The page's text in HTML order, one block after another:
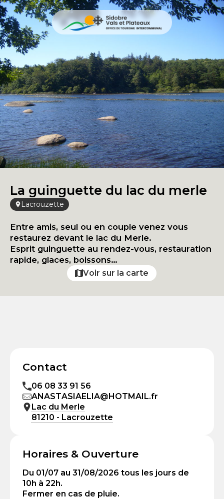
La guinguette du lac du merle
Lacrouzette
Entre amis, seul ou en couple venez vous
restaurez devant le lac du Merle.
Esprit guinguette au rendez-vous, restauration
rapide, glaces, boissons…
Voir sur la carte
Contact
06 08 33 91 56
ANASTASIAELIA@HOTMAIL.fr
Lac du Merle
81210 - Lacrouzette
Horaires & Ouverture
Du 01/07 au 31/08/2026 tous les jours de
10h à 22h.
Fermer en cas de pluie.